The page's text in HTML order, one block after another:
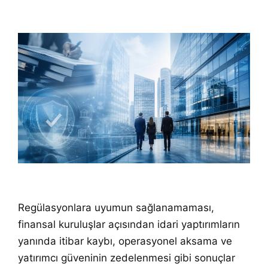
Regülasyonlara uyumun sağlanamaması,
finansal kuruluşlar açısından idari yaptırımların
yanında itibar kaybı, operasyonel aksama ve
yatırımcı güveninin zedelenmesi gibi sonuçlar